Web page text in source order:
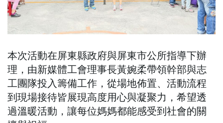
本次活動在屏東縣政府與屏東市公所指導下辦
理，由新媒體工會理事長黃婉柔帶領幹部與志
工團隊投入籌備工作，從場地佈置、活動流程
到現場接待皆展現高度用心與凝聚力，希望透
過溫暖活動，讓每位媽媽都能感受到社會的關